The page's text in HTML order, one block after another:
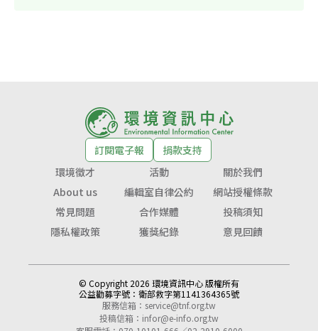
訂閱電子報
捐款支持
環境徵才
活動
關於我們
About us
編輯室自律公約
網站授權條款
常見問題
合作媒體
投稿須知
隱私權政策
獲獎紀錄 意見回饋
© Copyright 2026 環境資訊中心 版權所有
公益勸募字號： 衛部救字第1141364365號
服務信箱： service@tnf.org.tw
投稿信箱： infor@e-info.org.tw